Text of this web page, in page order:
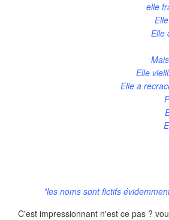
elle
Elle
Elle
Elle a
*les noms sont fictifs
C'est impressionnant n'est ce pas ?